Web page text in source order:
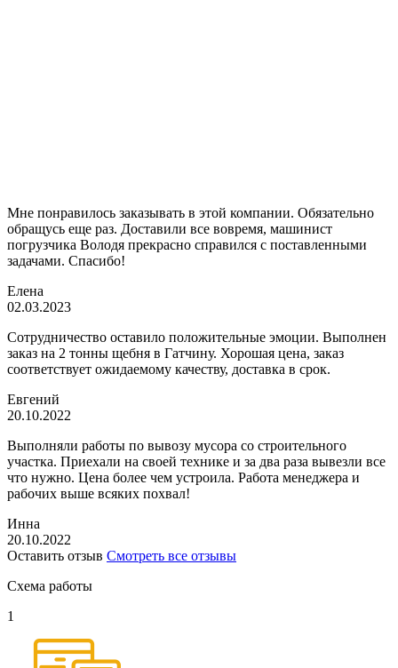
Мне понравилось заказывать в этой компании. Обязательно
обращусь еще раз. Доставили все вовремя, машинист
погрузчика Володя прекрасно справился с поставленными
задачами. Спасибо!
Елена
02.03.2023
Сотрудничество оставило положительные эмоции. Выполнен
заказ на 2 тонны щебня в Гатчину. Хорошая цена, заказ
соответствует ожидаемому качеству, доставка в срок.
Евгений
20.10.2022
Выполняли работы по вывозу мусора со строительного
участка. Приехали на своей технике и за два раза вывезли все
что нужно. Цена более чем устроила. Работа менеджера и
рабочих выше всяких похвал!
Инна
20.10.2022
Оставить отзыв Смотреть все отзывы
Схема работы
1